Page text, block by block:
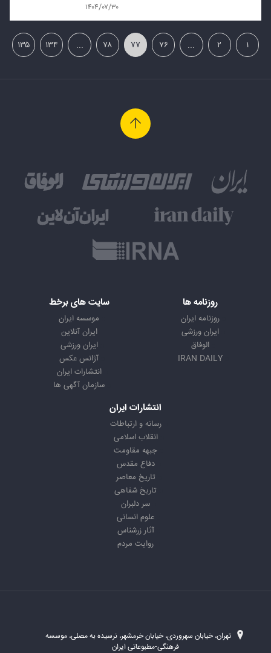
۱۴۰۴/۰۷/۳۰
۱ ۲ ... ۷۶ ۷۷ ۷۸ ... ۱۳۴ ۱۳۵
روزنامه ها
روزنامه ایران
ایران ورزشی
الوفاق
IRAN DAILY
سایت های برخط
موسسه ایران
ایران آنلاین
ایران ورزشی
آژانس عکس
انتشارات ایران
سازمان آگهی ها
انتشارات ایران
رسانه و ارتباطات
انقلاب اسلامی
جبهه مقاومت
دفاع مقدس
تاریخ معاصر
تاریخ شفاهی
سر دلبران
علوم انسانی
آثار زرشناس
روایت مردم
تهران، خیابان سهروردی، خیابان خرمشهر، نرسیده به مصلی، موسسه
فرهنگی-مطبوعاتی ایران